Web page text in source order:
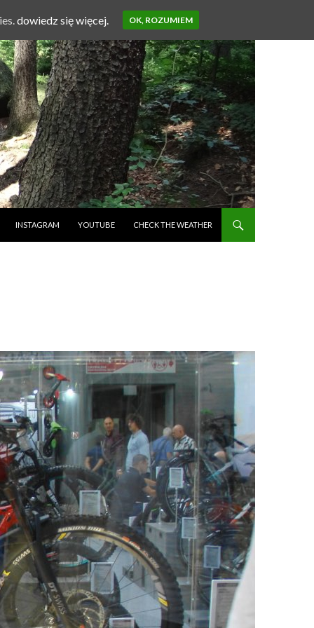
INSTAGRAM YOUTUBE CHECK THE WEATHER
dowiedz się więcej. OK, ROZUMIEM